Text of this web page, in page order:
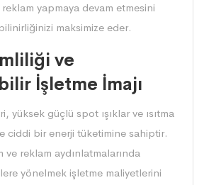
reklam yapmaya devam etmesini
maksimize eder.
ve
İşletme İmajı
yüksek güçlü spot ışıklar ve ısıtma
ciddi bir enerji tüketimine sahiptir.
ve reklam aydınlatmalarında
yönelmek işletme maliyetlerini